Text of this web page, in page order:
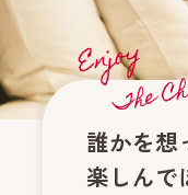
誰かを想
楽しんで